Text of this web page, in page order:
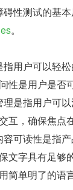
性测试的基
。
用户可以轻
是用户是否
是指用户可
，确保焦点
可读性是指
文字具有足
简单明了的语